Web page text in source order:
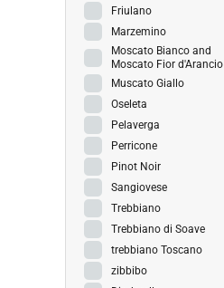
Friulano
Marzemino
Moscato Bianco and
Moscato Fior d'Arancio
Muscato Giallo
Oseleta
Pelaverga
Perricone
Pinot Noir
Sangiovese
Trebbiano
Trebbiano di Soave
trebbiano Toscano
zibbibo